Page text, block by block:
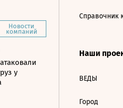
Новости
компаний
у
Справочник
Наши
ВЕДЫ
Город